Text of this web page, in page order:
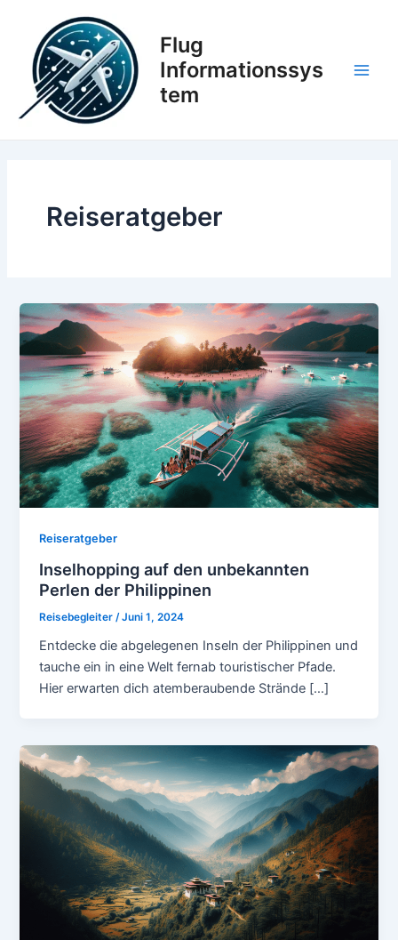
springen
Flug
Informationssys
tem
Reiseratgeber
Reiseratgeber
Inselhopping auf den unbekannten
Perlen der Philippinen
Reisebegleiter /Juni 1, 2024
Entdecke die abgelegenen Inseln der Philippinen und
tauche ein in eine Welt fernab touristischer Pfade.
Hier erwarten dich atemberaubende Strände […]